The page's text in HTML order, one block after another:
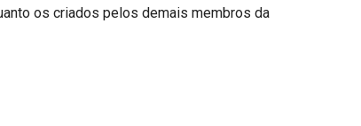
os criados pelos demais membros da